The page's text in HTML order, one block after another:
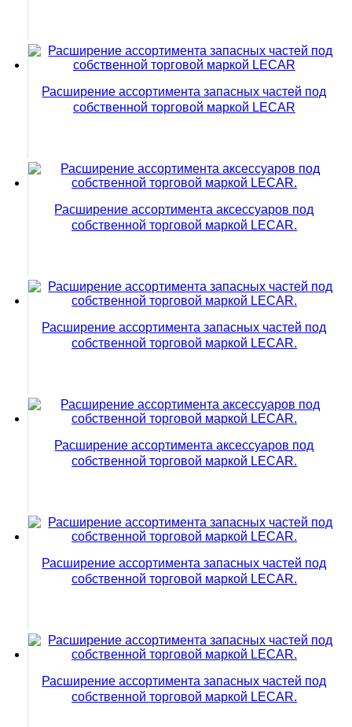
Расширение ассортимента запасных частей под
собственной торговой маркой LECAR
Расширение ассортимента аксессуаров под
собственной торговой маркой LECAR.
Расширение ассортимента запасных частей под
собственной торговой маркой LECAR.
Расширение ассортимента аксессуаров под
собственной торговой маркой LECAR.
Расширение ассортимента запасных частей под
собственной торговой маркой LECAR.
Расширение ассортимента запасных частей под
собственной торговой маркой LECAR.